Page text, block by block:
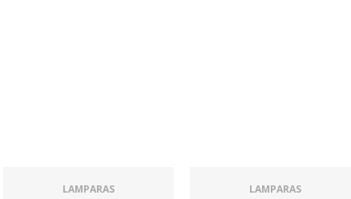
LAMPARAS LAMPARAS